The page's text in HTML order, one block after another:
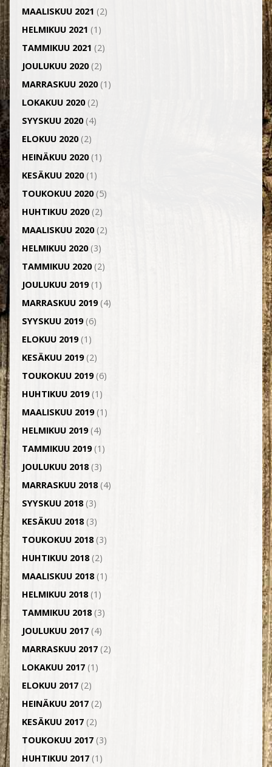
MAALISKUU 2021 (2)
HELMIKUU 2021 (1)
TAMMIKUU 2021 (2)
JOULUKUU 2020(2)
MARRASKUU 2020(1)
LOKAKUU 2020(2)
SYYSKUU 2020(4)
ELOKUU 2020(2)
HEINÄKUU 2020(1)
KESÄKUU 2020(1)
TOUKOKUU 2020(5)
HUHTIKUU 2020(2)
MAALISKUU 2020(2)
HELMIKUU 2020(3)
TAMMIKUU 2020(2)
JOULUKUU 2019(1)
MARRASKUU 2019(4)
SYYSKUU 2019(6)
ELOKUU 2019(1)
KESÄKUU 2019(2)
TOUKOKUU 2019(6)
HUHTIKUU 2019(1)
MAALISKUU 2019(1)
HELMIKUU 2019(4)
TAMMIKUU 2019(1)
JOULUKUU 2018(3)
MARRASKUU 2018(4)
SYYSKUU 2018(3)
KESÄKUU 2018(3)
TOUKOKUU 2018(3)
HUHTIKUU 2018(2)
MAALISKUU 2018(1)
HELMIKUU 2018(1)
TAMMIKUU 2018(3)
JOULUKUU 2017(4)
MARRASKUU 2017(2)
LOKAKUU 2017(1)
ELOKUU 2017(2)
HEINÄKUU 2017(2)
KESÄKUU 2017(2)
TOUKOKUU 2017(3)
HUHTIKUU 2017(1)